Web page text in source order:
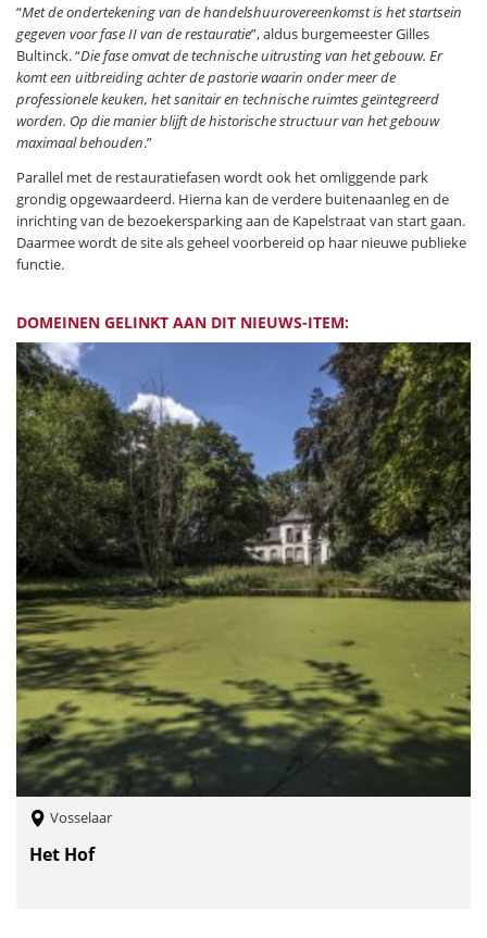
“Met de ondertekening van de handelshuurovereenkomst is het startsein
gegeven voor fase II van de restauratie”, aldus burgemeester Gilles
Bultinck. “Die fase omvat de technische uitrusting van het gebouw. Er
komt een uitbreiding achter de pastorie waarin onder meer de
professionele keuken, het sanitair en technische ruimtes geïntegreerd
worden. Op die manier blijft de historische structuur van het gebouw
maximaal behouden.”
Parallel met de restauratiefasen wordt ook het omliggende park
grondig opgewaardeerd. Hierna kan de verdere buitenaanleg en de
inrichting van de bezoekersparking aan de Kapelstraat van start gaan.
Daarmee wordt de site als geheel voorbereid op haar nieuwe publieke
functie.
DOMEINEN GELINKT AAN DIT NIEUWS-ITEM:
Vosselaar
Het Hof